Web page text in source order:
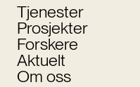
Tjenester
Prosjekter
Forskere
Aktuelt
Om oss